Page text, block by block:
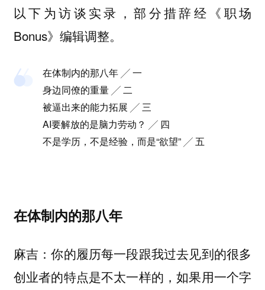
以下为访谈实录，部分措辞经《职场
Bonus》编辑调整。
在体制内的那八年 ╱ 一
身边同僚的重量 ╱ 二
被逼出来的能力拓展 ╱ 三
AI要解放的是脑力劳动？ ╱ 四
不是学历，不是经验，而是“欲望” ╱ 五
在体制内的那八年
麻吉：你的履历每一段跟我过去见到的很多
创业者的特点是不太一样的，如果用一个字